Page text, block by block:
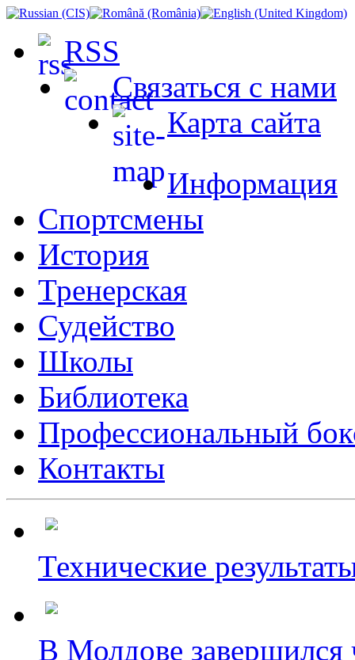
RSS
Связаться с нами
Карта сайта
Информация
Спортсмены
История
Тренерская
Судейство
Школы
Библиотека
Профессиональный
Контакты
Технические
В Молдове завершился